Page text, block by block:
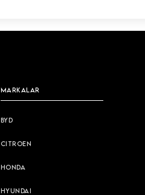
MARKALAR
BYD
CITROEN
HONDA
HYUNDAI